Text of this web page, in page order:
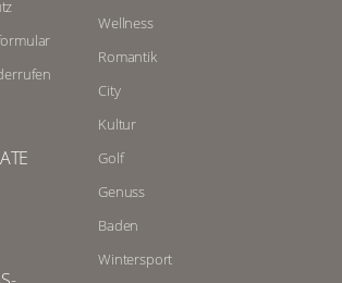
Wellness
Romantik
City
Kultur
Golf
Genuss
Baden
Wintersport